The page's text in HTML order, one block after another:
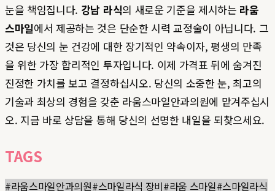
눈을 책임집니다. 강남 라식의 새로운 기준을 제시하는 라움
스마일에서 제공하는 것은 단순한 시력 교정술이 아닙니다. 그
것은 당신의 눈 건강에 대한 장기적인 약속이자, 평생의 만족
을 위한 가장 합리적인 투자입니다. 이제 가격표 뒤에 숨겨진
진정한 가치를 보고 결정하십시오. 당신의 소중한 눈, 최고의
기술과 최상의 경험을 갖춘 라움스마일안과의원에 맡겨주십시
오. 지금 바로 상담을 통해 당신의 선명한 내일을 되찾으세요.
TAGS
#라움스마일안과의원#스마일라식 장비#라움 스마일#스마일라식